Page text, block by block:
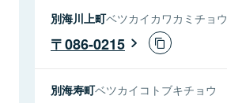
別海川上町ベツカイカワカミチョウ
086-0215
別海寿町ベツカイコトブキチョウ